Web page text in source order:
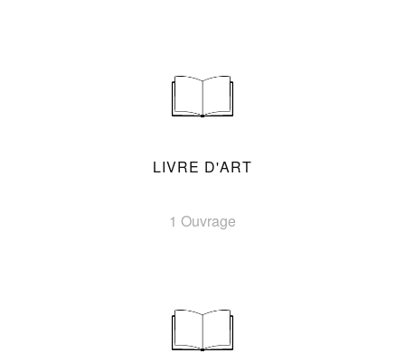
LIVRE D'ART
1 Ouvrage